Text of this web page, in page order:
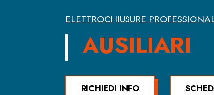
ELETTROCHIUSURE
AUSILIARI
RICHIEDI INFO